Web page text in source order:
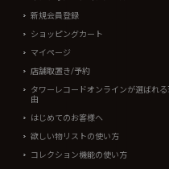
新規会員登録
ショッピングカート
マイページ
店舗取置き/予約
タワーレコードオンラインが選ばれる
由
はじめてのお客様へ
欲しい物リストの使い方
コレクション機能の使い方